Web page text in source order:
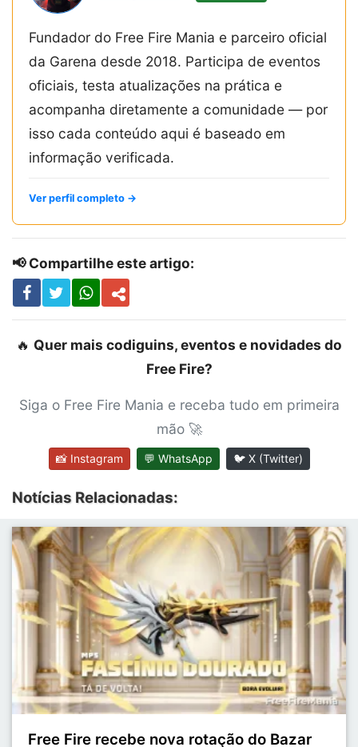
Fundador do Free Fire Mania e parceiro oficial
da Garena desde 2018. Participa de eventos
oficiais, testa atualizações na prática e
acompanha diretamente a comunidade — por
isso cada conteúdo aqui é baseado em
informação verificada.
Ver perfil completo →
📢 Compartilhe este artigo:
🔥 Quer mais codiguins, eventos e novidades do
Free Fire?
Siga o Free Fire Mania e receba tudo em primeira
mão 🚀
📸 Instagram 💬 WhatsApp 🐦 X (Twitter)
Notícias Relacionadas:
Free Fire recebe nova rotação do Bazar